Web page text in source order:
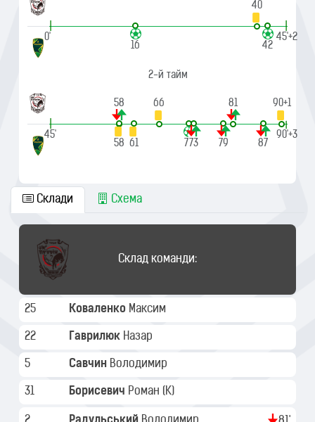
40
|
0'
16
42
|
45'+2
2-й тайм
58 66 81 90+1
|
45'
58 61 7273 79 87
|
90'+3
Склади Схема
Склад команди:
25 Коваленко Максим
22 Гаврилюк Назар
5 Савчин Володимир
31 Борисевич Роман (K)